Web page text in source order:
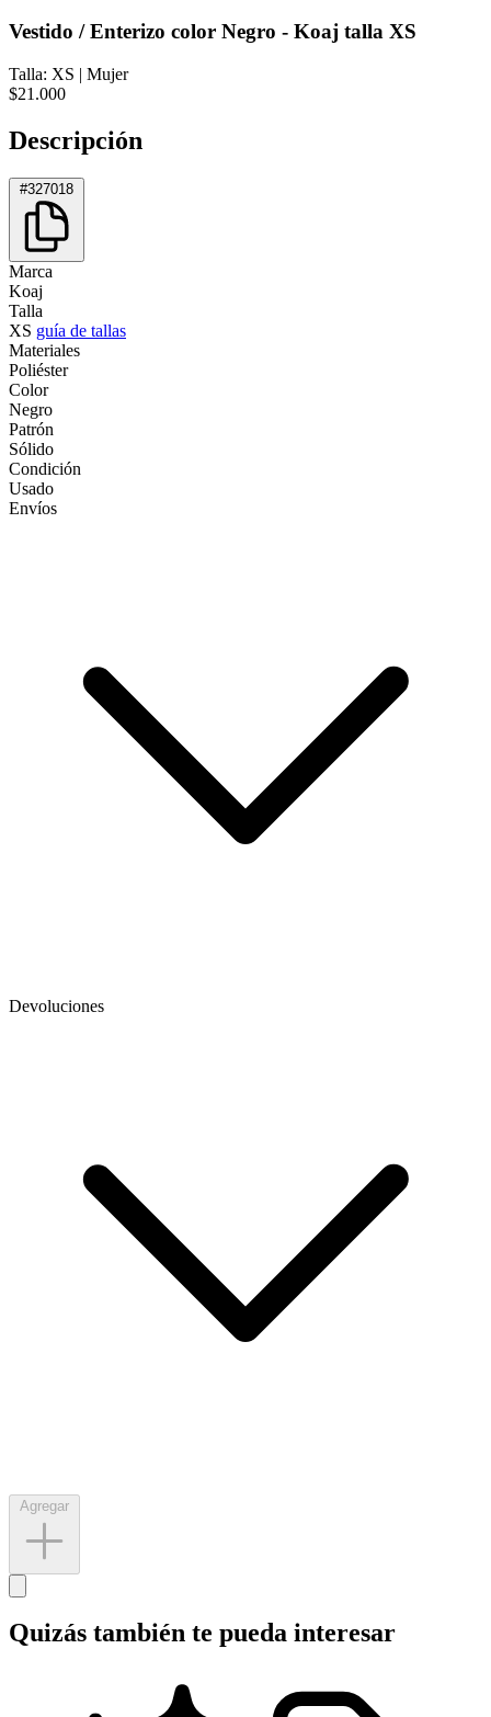
Vestido / Enterizo color Negro - Koaj talla XS
Talla: XS | Mujer
$21.000
Descripción
#327018
Marca
Koaj
Talla
XS guía de tallas
Materiales
Poliéster
Color
Negro
Patrón
Sólido
Condición
Usado
Envíos
Devoluciones
Quizás también te pueda interesar